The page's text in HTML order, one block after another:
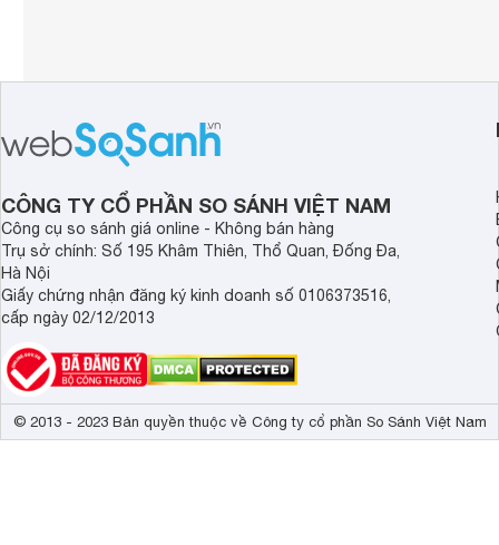
CÔNG TY CỔ PHẦN SO SÁNH VIỆT NAM
Công cụ so sánh giá online - Không bán hàng
Trụ sở chính: Số 195 Khâm Thiên, Thổ Quan, Đống Đa,
Hà Nội
Giấy chứng nhận đăng ký kinh doanh số 0106373516,
cấp ngày 02/12/2013
© 2013 - 2023 Bản quyền thuộc về Công ty cổ phần So Sánh Việt Nam